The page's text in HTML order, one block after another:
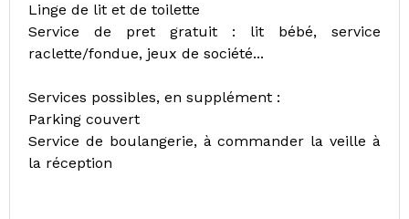
Linge de lit et de toilette
Service de pret gratuit : lit bébé, service
raclette/fondue, jeux de société...
Services possibles, en supplément :
Parking couvert
Service de boulangerie, à commander la veille à
la réception